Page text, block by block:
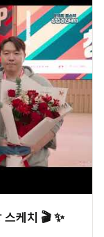
케치 🎬 ✨